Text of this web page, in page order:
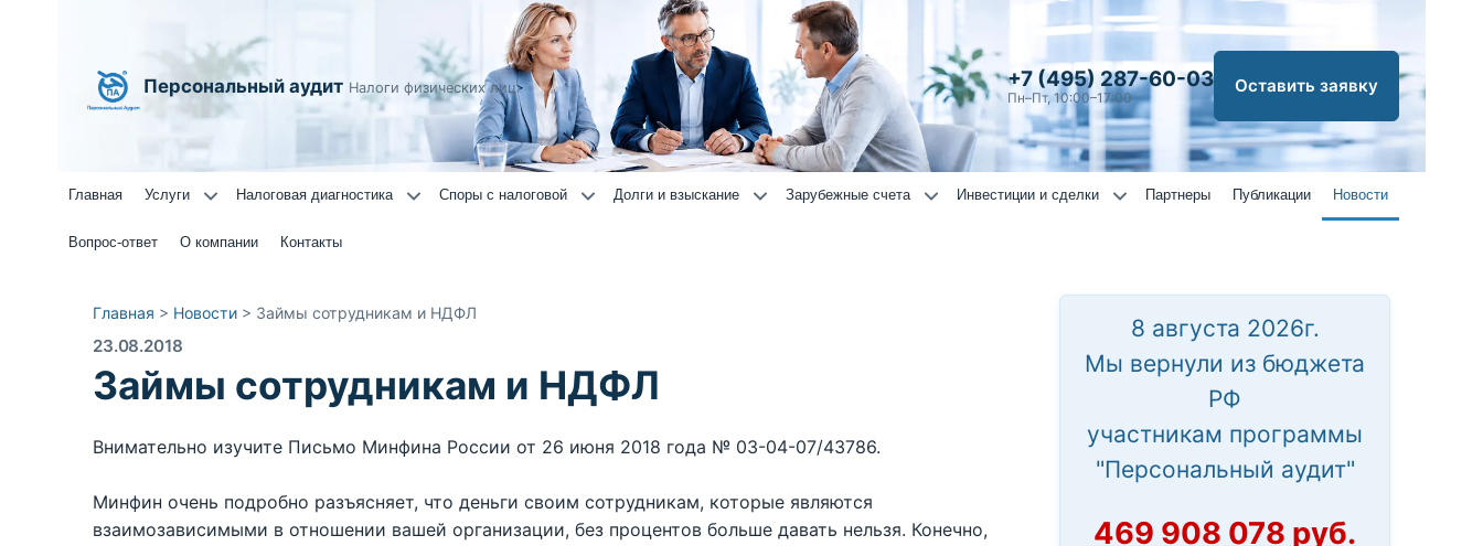
Персональный аудит Налоги физических лиц +7 (495) 287-60-03
Пн–Пт, 10:00–17:00
Оставить заявку
Главная Услуги Налоговая диагностика Споры с налоговой Долги и взыскание Зарубежные счета Инвестиции и сделки Партнеры Публикации Новости
Вопрос-ответ О компании Контакты
Главная > Новости > Займы сотрудникам и НДФЛ
23.08.2018
Займы сотрудникам и НДФЛ
Внимательно изучите Письмо Минфина России от 26 июня 2018 года № 03-04-07/43786.
Минфин очень подробно разъясняет, что деньги своим сотрудникам, которые являются
взаимозависимыми в отношении вашей организации, без процентов больше давать нельзя. Конечно,
8 августа 2026г.
Мы вернули из бюджета
РФ
участникам программы
"Персональный аудит"
469 908 078 руб.